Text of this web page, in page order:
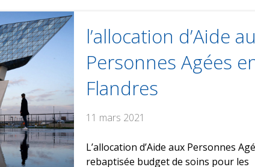
l’allocation d’Aide
Personnes Agées
Flandres
11 mars 2021
L’allocation d’Aide aux Personnes
rebaptisée budget de soins pour les